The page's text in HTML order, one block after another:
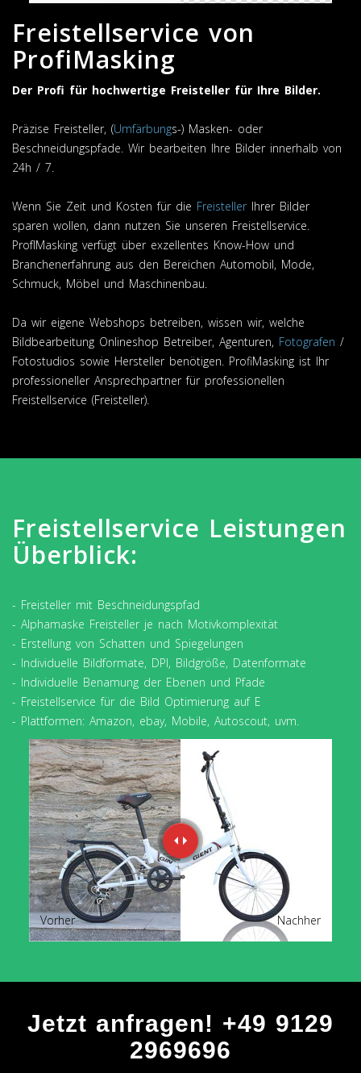
Freistellservice von
ProfiMasking
Der Profi für hochwertige Freisteller für Ihre Bilder.
Präzise Freisteller, (Umfärbungs-) Masken- oder
Beschneidungspfade. Wir bearbeiten Ihre Bilder innerhalb von
24h / 7.
Wenn Sie Zeit und Kosten für die Freisteller Ihrer Bilder
sparen wollen, dann nutzen Sie unseren Freistellservice.
ProfIMasking verfügt über exzellentes Know-How und
Branchenerfahrung aus den Bereichen Automobil, Mode,
Schmuck, Möbel und Maschinenbau.
Da wir eigene Webshops betreiben, wissen wir, welche
Bildbearbeitung Onlineshop Betreiber, Agenturen, Fotografen /
Fotostudios sowie Hersteller benötigen. ProfiMasking ist Ihr
professioneller Ansprechpartner für professionellen
Freistellservice (Freisteller).
Freistellservice Leistungen
Überblick:
- Freisteller mit Beschneidungspfad
- Alphamaske Freisteller je nach Motivkomplexität
- Erstellung von Schatten und Spiegelungen
- Individuelle Bildformate, DPI, Bildgröße, Datenformate
- Individuelle Benamung der Ebenen und Pfade
- Freistellservice für die Bild Optimierung auf E
- Plattformen: Amazon, ebay, Mobile, Autoscout, uvm.
Nachher
Vorher
Jetzt anfragen! +49 9129
2969696